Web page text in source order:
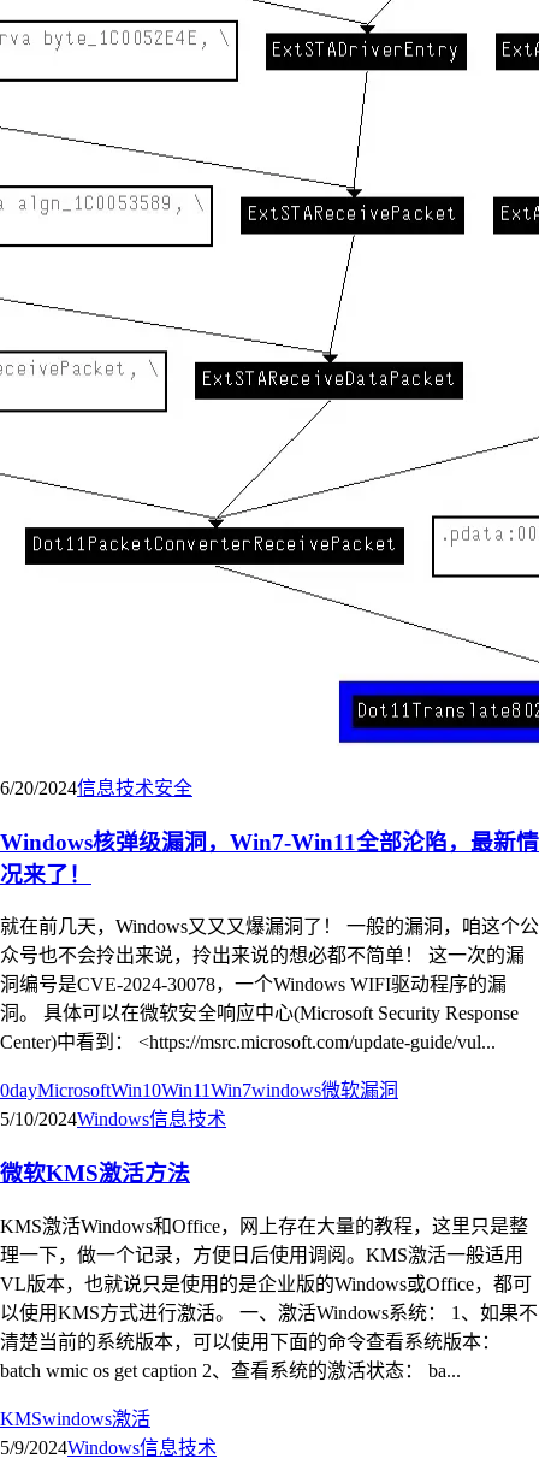
6/20/2024信息技术安全
Windows核弹级漏洞，Win7-Win11全部沦陷，最新情
况来了！
就在前几天，Windows又又又爆漏洞了！ 一般的漏洞，咱这个公
众号也不会拎出来说，拎出来说的想必都不简单！ 这一次的漏
洞编号是CVE-2024-30078，一个Windows WIFI驱动程序的漏
洞。 具体可以在微软安全响应中心(Microsoft Security Response
Center)中看到： <https://msrc.microsoft.com/update-guide/vul...
0dayMicrosoftWin10Win11Win7windows微软漏洞
5/10/2024Windows信息技术
微软KMS激活方法
KMS激活Windows和Office，网上存在大量的教程，这里只是整
理一下，做一个记录，方便日后使用调阅。KMS激活一般适用
VL版本，也就说只是使用的是企业版的Windows或Office，都可
以使用KMS方式进行激活。 一、激活Windows系统： 1、如果不
清楚当前的系统版本，可以使用下面的命令查看系统版本：
batch wmic os get caption 2、查看系统的激活状态： ba...
KMSwindows激活
5/9/2024Windows信息技术